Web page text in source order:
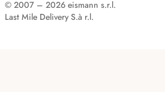
© 2007 – 2026 eismann s.r.l.
Last Mile Delivery S.à r.l.